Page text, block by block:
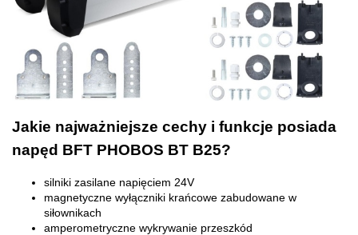
Jakie najważniejsze cechy i funkcje posiada
napęd BFT PHOBOS BT B25?
silniki zasilane napięciem 24V
magnetyczne wyłączniki krańcowe zabudowane w
siłownikach
amperometryczne wykrywanie przeszkód